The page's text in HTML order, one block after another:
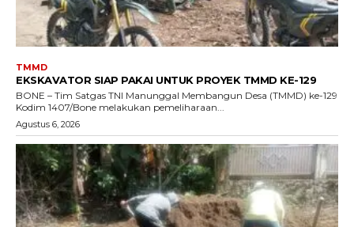
TMMD
EKSKAVATOR SIAP PAKAI UNTUK PROYEK TMMD KE-129
BONE – Tim Satgas TNI Manunggal Membangun Desa (TMMD) ke-129
Kodim 1407/Bone melakukan pemeliharaan...
Agustus 6, 2026